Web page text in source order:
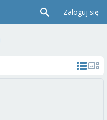
Zaloguj się